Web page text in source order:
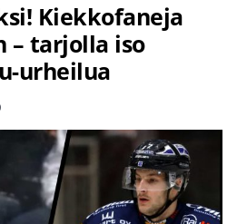
Kiekkofaneja
– tarjolla iso
urheilua